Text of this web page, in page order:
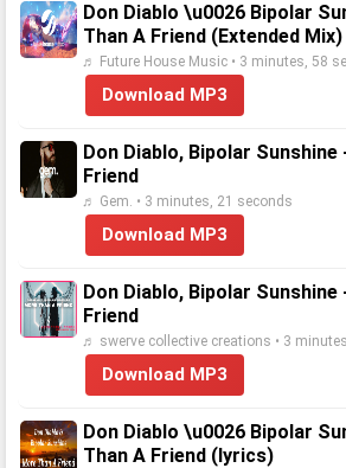
Don Diablo \u0026 Bipolar
Than A Friend (Extended Mix)
♬ Future House Music • 3 minutes, 58
Download MP3
Don Diablo, Bipolar Sunshine
Friend
♬ Gem. • 3 minutes, 21 seconds
Download MP3
Don Diablo, Bipolar Sunshine
Friend
♬ swerve collective creations • 3
Download MP3
Don Diablo \u0026 Bipolar
Than A Friend (lyrics)